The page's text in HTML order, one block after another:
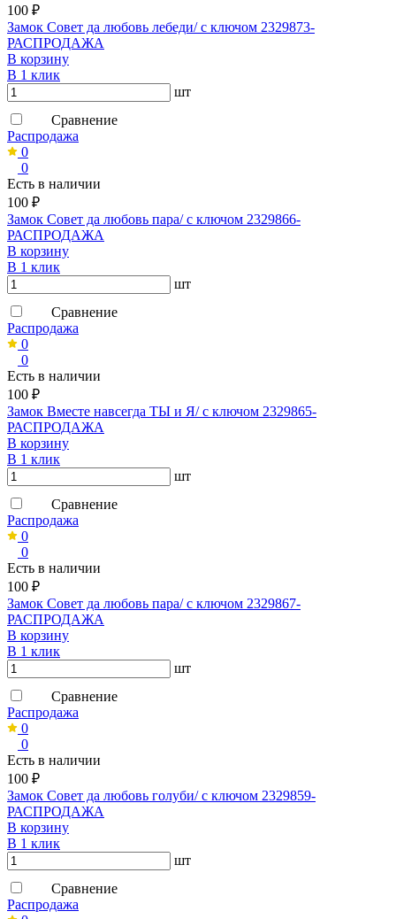
100 ₽
Замок Совет да любовь лебеди/ с ключом 2329873-
РАСПРОДАЖА
В корзину
В 1 клик
шт
Сравнение
Распродажа
0
0
Есть в наличии
100 ₽
Замок Совет да любовь пара/ с ключом 2329866-
РАСПРОДАЖА
В корзину
В 1 клик
шт
Сравнение
Распродажа
0
0
Есть в наличии
100 ₽
Замок Вместе навсегда ТЫ и Я/ с ключом 2329865-
РАСПРОДАЖА
В корзину
В 1 клик
шт
Сравнение
Распродажа
0
0
Есть в наличии
100 ₽
Замок Совет да любовь пара/ с ключом 2329867-
РАСПРОДАЖА
В корзину
В 1 клик
шт
Сравнение
Распродажа
0
0
Есть в наличии
100 ₽
Замок Совет да любовь голуби/ с ключом 2329859-
РАСПРОДАЖА
В корзину
В 1 клик
шт
Сравнение
Распродажа